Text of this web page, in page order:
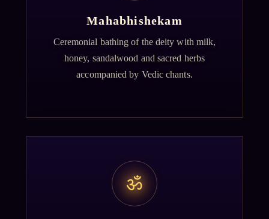
Mahabhishekam
Ceremonial bathing of the deity with milk,
honey, sandalwood and sacred herbs
accompanied by Vedic chants.
ॐ